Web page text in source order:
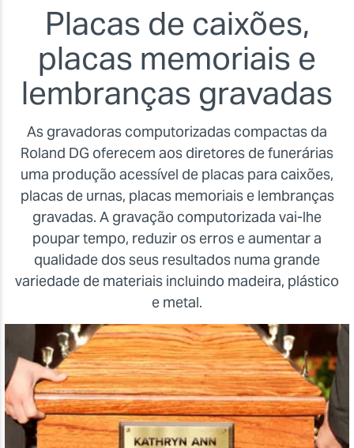
Placas de caixões,
placas memoriais e
lembranças gravadas
As gravadoras computorizadas compactas da
Roland DG oferecem aos diretores de funerárias
uma produção acessível de placas para caixões,
placas de urnas, placas memoriais e lembranças
gravadas. A gravação computorizada vai-lhe
poupar tempo, reduzir os erros e aumentar a
qualidade dos seus resultados numa grande
variedade de materiais incluindo madeira, plástico
e metal.